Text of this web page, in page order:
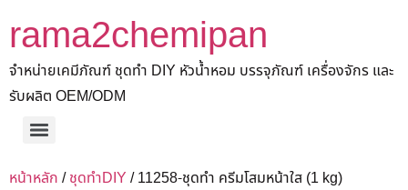
rama2chemipan
จำหน่ายเคมีภัณฑ์ ชุดทำ DIY หัวน้ำหอม บรรจุภัณฑ์ เครื่องจักร และ
รับผลิต OEM/ODM
หน้าหลัก /ชุดทำDIY / 11258-ชุดทำ ครีมโสมหน้าใส (1 kg)